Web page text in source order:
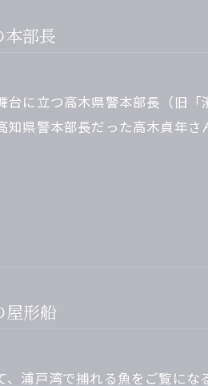
本部長
台に立つ高木県警本部長（旧
知県警本部長だった高木貞年
屋形船
、浦戸湾で捕れる魚をご覧に